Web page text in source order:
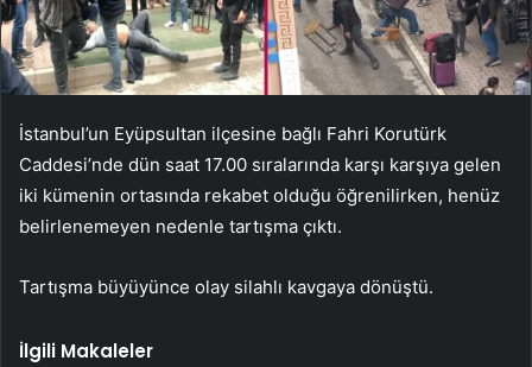
İstanbul’un Eyüpsultan ilçesine bağlı Fahri Korutürk
Caddesi’nde dün saat 17.00 sıralarında karşı karşıya gelen
iki kümenin ortasında rekabet olduğu öğrenilirken, henüz
belirlenemeyen nedenle tartışma çıktı.
Tartışma büyüyünce olay silahlı kavgaya dönüştü.
İlgili Makaleler